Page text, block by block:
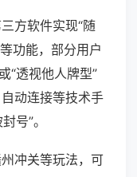
方软件实现“随
功能，部分用户
“透视他人牌型”
动连接等技术手
号”。
冲关等玩法，可